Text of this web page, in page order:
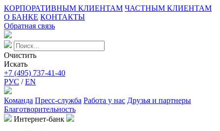
КОРПОРАТИВНЫМ КЛИЕНТАМ ЧАСТНЫМ КЛИЕНТАМ
О БАНКЕ КОНТАКТЫ
Обратная связь
Очистить
Искать
+7 (495) 737-41-40
РУС /EN
Команда Пресс-служба Работа у нас Друзья и партнеры
Благотворительность
Интернет-банк